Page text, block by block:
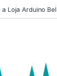
a Loja Arduino